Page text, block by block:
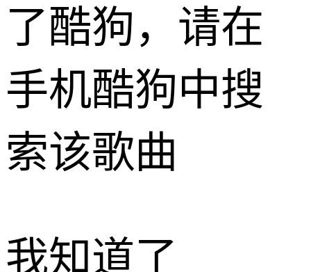
了酷狗，请在
手机酷狗中搜
索该歌曲
我知道了